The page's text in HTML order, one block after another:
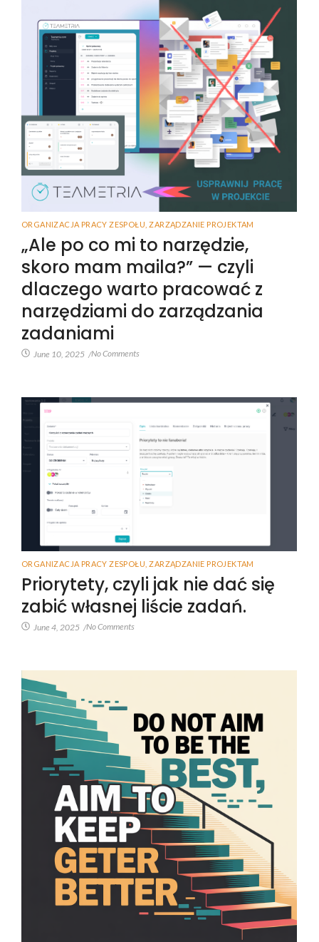
ORGANIZACJA PRACY ZESPOŁU ZARZĄDZANIE PROJEKTAM
„Ale po co mi to narzędzie,
skoro mam maila?” — czyli
dlaczego warto pracować z
narzędziami do zarządzania
zadaniami
June 10, 2025 /No Comments
ORGANIZACJA PRACY ZESPOŁU ZARZĄDZANIE PROJEKTAM
Priorytety, czyli jak nie dać się
zabić własnej liście zadań.
June 4, 2025 /No Comments